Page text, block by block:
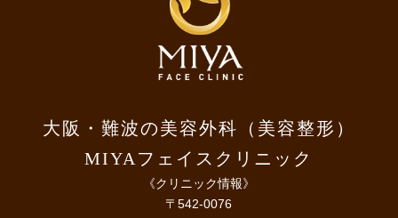
大阪・難波の美容外科（美容整形）
MIYAフェイスクリニック
《クリニック情報》
〒542-0076